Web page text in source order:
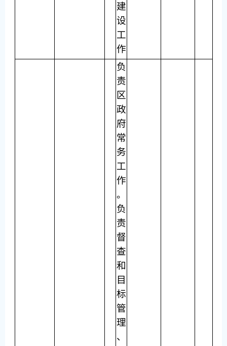
建
设
工
作
负
责
区
政
府
常
务
工
作
。
负
责
督
查
和
目
标
管
理
、